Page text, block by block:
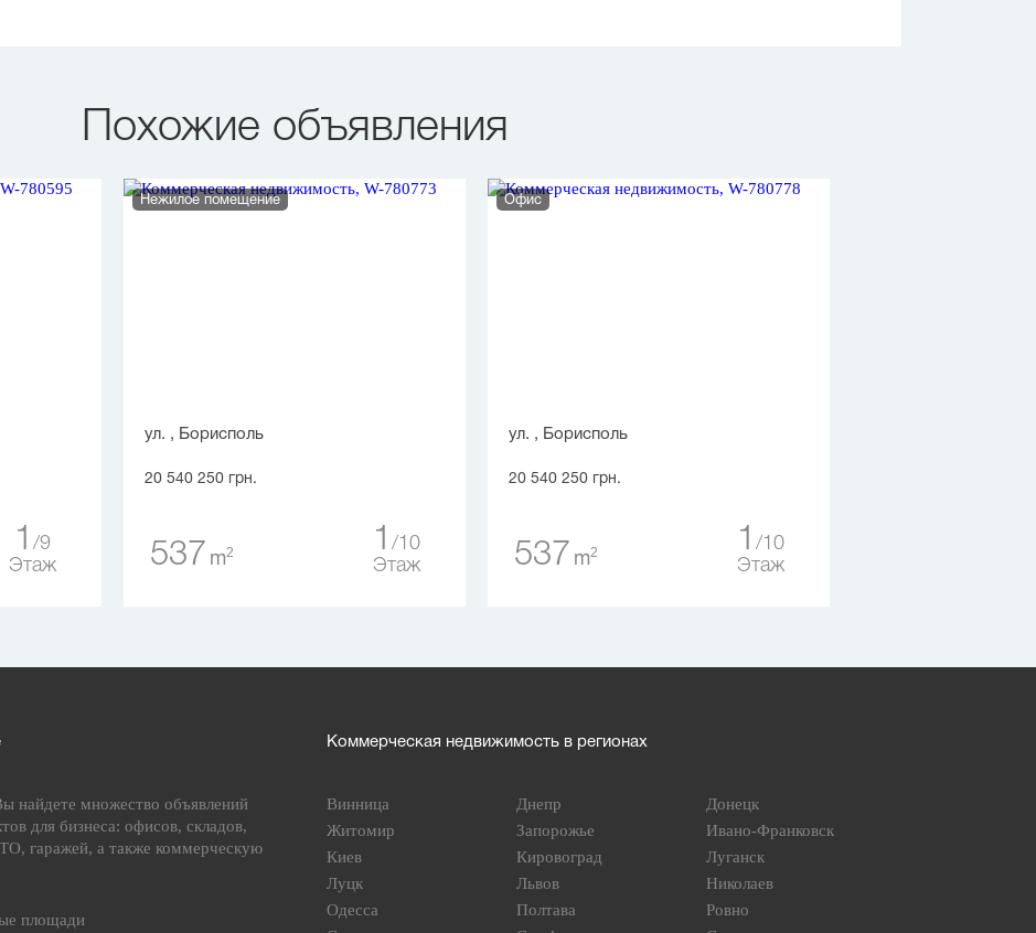
Похожие объявления
1
9
Этаж
Нежилое помещение
ул. , Борисполь
20 540 250 грн.
537 m2 1
10
Этаж
Офис
ул. , Борисполь
20 540 250 грн.
537 m2 1
10
Этаж
найдете множество объявлений
для бизнеса: офисов, складов,
гаражей, а также коммерческую
площади
Коммерческая недвижимость в регионах
Винница Днепр
Донецк
Житомир
Запорожье
Ивано-Франковск
Киев
Кировоград
Луганск
Луцк
Львов
Николаев
Одесса
Полтава
Ровно